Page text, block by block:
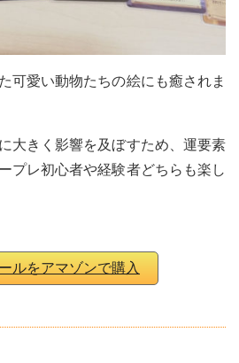
可愛い動物たちの絵にも癒されま
大きく影響を及ぼすため、運要素
プレ初心者や経験者どちらも楽し
ルをアマゾンで購入